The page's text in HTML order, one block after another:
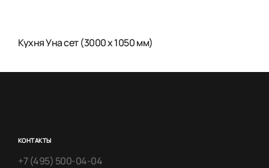
Кухня Уна сет (3000 x 1050 мм)
КОНТАКТЫ
+7 (495) 500-04-04